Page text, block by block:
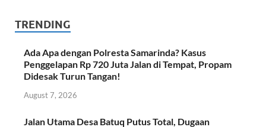
TRENDING
Ada Apa dengan Polresta Samarinda? Kasus
Penggelapan Rp 720 Juta Jalan di Tempat, Propam
Didesak Turun Tangan!
August 7, 2026
Jalan Utama Desa Batuq Putus Total, Dugaan